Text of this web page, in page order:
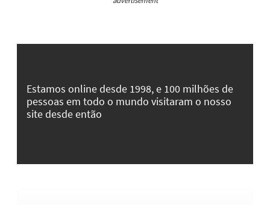
Estamos online desde 1998, e 100 milhões de
pessoas em todo o mundo visitaram o nosso
site desde então